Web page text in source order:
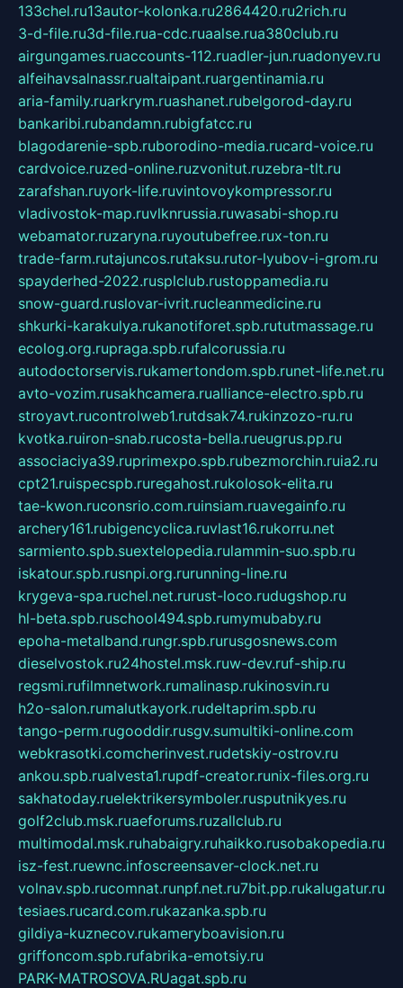
133chel.ru13autor-kolonka.ru2864420.ru2rich.ru
3-d-file.ru3d-file.rua-cdc.ruaalse.rua380club.ru
airgungames.ruaccounts-112.ruadler-jun.ruadonyev.ru
alfeihavsalnassr.rualtaipant.ruargentinamia.ru
aria-family.ruarkrym.ruashanet.rubelgorod-day.ru
bankaribi.rubandamn.rubigfatcc.ru
blagodarenie-spb.ruborodino-media.rucard-voice.ru
cardvoice.ruzed-online.ruzvonitut.ruzebra-tlt.ru
zarafshan.ruyork-life.ruvintovoykompressor.ru
vladivostok-map.ruvlknrussia.ruwasabi-shop.ru
webamator.ruzaryna.ruyoutubefree.rux-ton.ru
trade-farm.rutajuncos.rutaksu.rutor-lyubov-i-grom.ru
spayderhed-2022.rusplclub.rustoppamedia.ru
snow-guard.ruslovar-ivrit.rucleanmedicine.ru
shkurki-karakulya.rukanotiforet.spb.rututmassage.ru
ecolog.org.rupraga.spb.rufalcorussia.ru
autodoctorservis.rukamertondom.spb.runet-life.net.ru
avto-vozim.rusakhcamera.rualliance-electro.spb.ru
stroyavt.rucontrolweb1.rutdsak74.rukinzozo-ru.ru
kvotka.ruiron-snab.rucosta-bella.rueugrus.pp.ru
associaciya39.ruprimexpo.spb.rubezmorchin.ruia2.ru
cpt21.ruispecspb.ruregahost.rukolosok-elita.ru
tae-kwon.ruconsrio.com.ruinsiam.ruavegainfo.ru
archery161.rubigencyclica.ruvlast16.rukorru.net
sarmiento.spb.suextelopedia.rulammin-suo.spb.ru
iskatour.spb.rusnpi.org.rurunning-line.ru
krygeva-spa.ruchel.net.rurust-loco.rudugshop.ru
hl-beta.spb.ruschool494.spb.rumymubaby.ru
epoha-metalband.rungr.spb.rurusgosnews.com
dieselvostok.ru24hostel.msk.ruw-dev.ruf-ship.ru
regsmi.rufilmnetwork.rumalinasp.rukinosvin.ru
h2o-salon.rumalutkayork.rudeltaprim.spb.ru
tango-perm.rugooddir.rusgv.sumultiki-online.com
webkrasotki.comcherinvest.rudetskiy-ostrov.ru
ankou.spb.rualvesta1.rupdf-creator.runix-files.org.ru
sakhatoday.ruelektrikersymboler.rusputnikyes.ru
golf2club.msk.ruaeforums.ruzallclub.ru
multimodal.msk.ruhabaigry.ruhaikko.rusobakopedia.ru
isz-fest.ruewnc.infoscreensaver-clock.net.ru
volnav.spb.rucomnat.runpf.net.ru7bit.pp.rukalugatur.ru
tesiaes.rucard.com.rukazanka.spb.ru
gildiya-kuznecov.rukameryboavision.ru
griffoncom.spb.rufabrika-emotsiy.ru
PARK-MATROSOVA.RUagat.spb.ru